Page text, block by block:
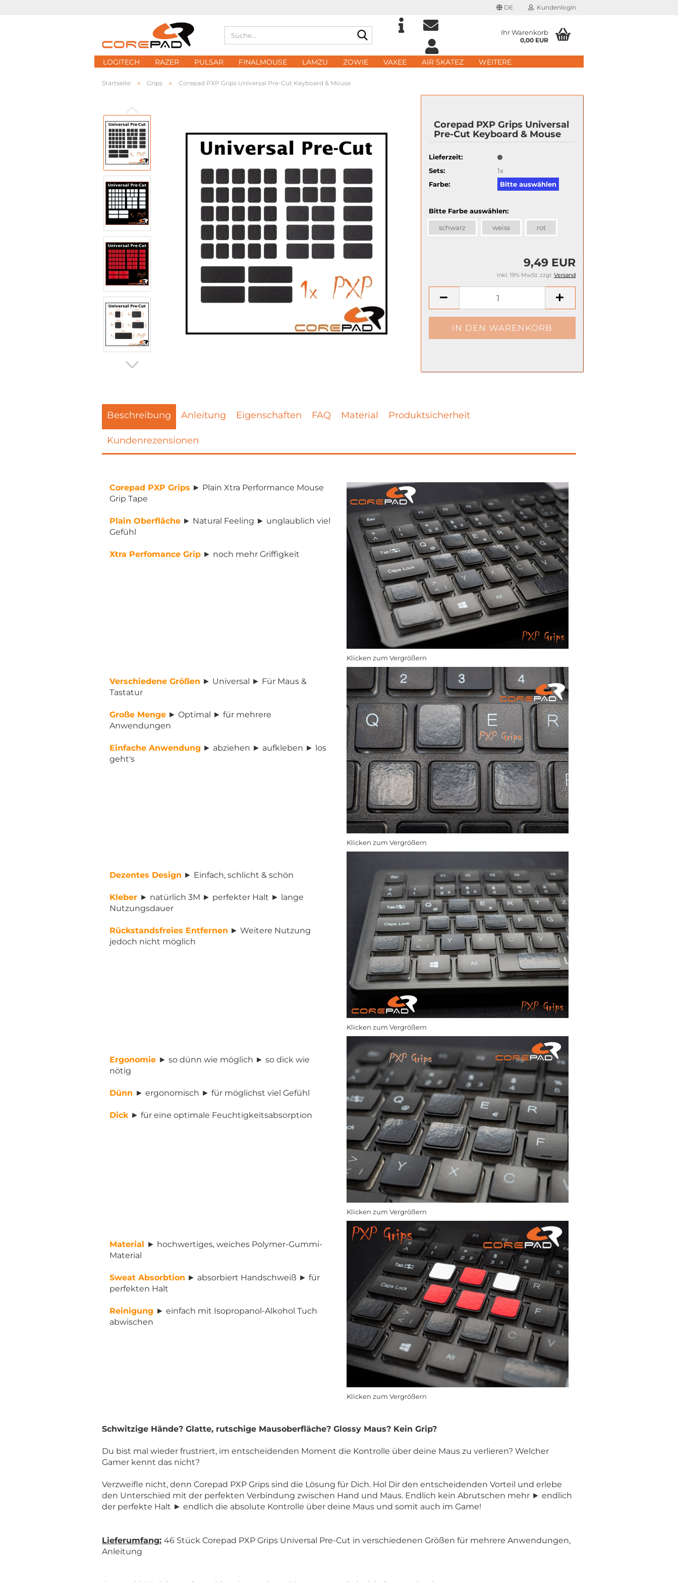
DE
Sprache auswählen
Lieferland
Kundenlogin
E-Mail
Passwort vergessen?
Schnelle Anmeldung mit
Ihr Warenkorb
0,00 EUR
LOGITECH RAZER PULSAR FINALMOUSE LAMZU ZOWIE VAXEE AIR SKATEZ WEITERE
Startseite » Grips » Corepad PXP Grips Universal Pre-Cut Keyboard & Mouse
Corepad PXP Grips Universal
Pre-Cut Keyboard & Mouse
Lieferzeit:
Sets:
1x
Farbe:
Bitte auswählen
Bitte Farbe auswählen:
schwarz weiss rot
9,49 EUR
inkl. 19% MwSt. zzgl. Versand
Beschreibung Anleitung Eigenschaften FAQ Material Produktsicherheit
Kundenrezensionen
Corepad PXP Grips ► Plain Xtra Performance Mouse
Grip Tape
Plain Oberfläche ► Natural Feeling ► unglaublich viel
Gefühl
Xtra Perfomance Grip ► noch mehr Griffigkeit
Klicken zum Vergrößern
Verschiedene Größen ► Universal ► Für Maus &
Tastatur
Große Menge ► Optimal ► für mehrere
Anwendungen
Einfache Anwendung ► abziehen ► aufkleben ► los
geht's
Klicken zum Vergrößern
Dezentes Design ► Einfach, schlicht & schön
Kleber ► natürlich 3M ► perfekter Halt ► lange
Nutzungsdauer
Rückstandsfreies Entfernen ► Weitere Nutzung
jedoch nicht möglich
Klicken zum Vergrößern
Ergonomie ► so dünn wie möglich ► so dick wie
nötig
Dünn ► ergonomisch ► für möglichst viel Gefühl
Dick ► für eine optimale Feuchtigkeitsabsorption
Klicken zum Vergrößern
Material ► hochwertiges, weiches Polymer-Gummi-
Material
Sweat Absorbtion ► absorbiert Handschweiß ► für
perfekten Halt
Reinigung ► einfach mit Isopropanol-Alkohol Tuch
abwischen
Klicken zum Vergrößern
Schwitzige Hände? Glatte, rutschige Mausoberfläche? Glossy Maus? Kein Grip?
Du bist mal wieder frustriert, im entscheidenden Moment die Kontrolle über deine Maus zu verlieren? Welcher
Gamer kennt das nicht?
Verzweifle nicht, denn Corepad PXP Grips sind die Lösung für Dich. Hol Dir den entscheidenden Vorteil und erlebe
den Unterschied mit der perfekten Verbindung zwischen Hand und Maus. Endlich kein Abrutschen mehr ► endlich
der perfekte Halt ► endlich die absolute Kontrolle über deine Maus und somit auch im Game!
Lieferumfang: 46 Stück Corepad PXP Grips Universal Pre-Cut in verschiedenen Größen für mehrere Anwendungen,
Anleitung